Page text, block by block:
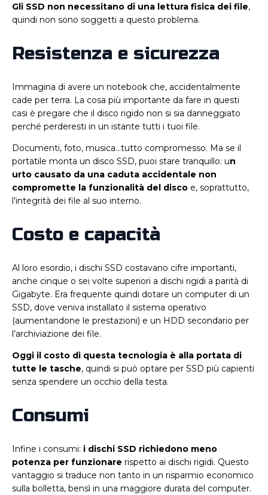
Gli SSD non necessitano di una lettura fisica dei file,
quindi non sono soggetti a questo problema.
Resistenza e sicurezza
Immagina di avere un notebook che, accidentalmente
cade per terra. La cosa più importante da fare in questi
casi è pregare che il disco rigido non si sia danneggiato
perché perderesti in un istante tutti i tuoi file.
Documenti, foto, musica…tutto compromesso. Ma se il
portatile monta un disco SSD, puoi stare tranquillo: un
urto causato da una caduta accidentale non
compromette la funzionalità del disco e, soprattutto,
l’integrità dei file al suo interno.
Costo e capacità
Al loro esordio, i dischi SSD costavano cifre importanti,
anche cinque o sei volte superiori a dischi rigidi a parità di
Gigabyte. Era frequente quindi dotare un computer di un
SSD, dove veniva installato il sistema operativo
(aumentandone le prestazioni) e un HDD secondario per
l’archiviazione dei file.
Oggi il costo di questa tecnologia è alla portata di
tutte le tasche, quindi si può optare per SSD più capienti
senza spendere un occhio della testa.
Consumi
Infine i consumi: i dischi SSD richiedono meno
potenza per funzionare rispetto ai dischi rigidi. Questo
vantaggio si traduce non tanto in un risparmio economico
sulla bolletta, bensì in una maggiore durata del computer.